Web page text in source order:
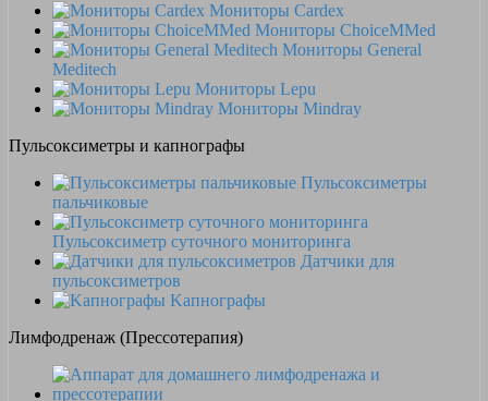
Мониторы Cardex
Мониторы ChoiceMMed
Мониторы General
Meditech
Мониторы Lepu
Мониторы Mindray
Пульсоксиметры и капнографы
Пульсоксиметры
пальчиковые
Пульсоксиметр суточного мониторинга
Датчики для
пульсоксиметров
Kапнографы
Лимфодренаж (Прессотерапия)